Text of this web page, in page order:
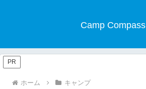
Camp Compass
PR
ホーム キャンプ